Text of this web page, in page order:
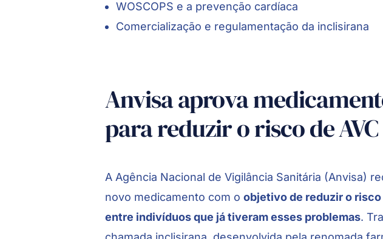
WOSCOPS e a prevenção cardíaca
Comercialização e regulamentação da inclisirana
Anvisa aprova
para reduzir o risco de AVC
A Agência Nacional de Vigilância Sanitária (Anvisa)
novo medicamento com oobjetivo de reduzir o
entre indivíduos que já tiveram esses problemas.